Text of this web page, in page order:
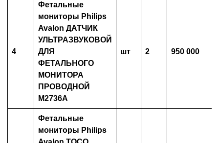
4
Фетальные
мониторы Philips
Avalon ДАТЧИК
УЛЬТРАЗВУКОВОЙ
ДЛЯ
ФЕТАЛЬНОГО
МОНИТОРА
ПРОВОДНОЙ
M2736A
шт 2 950 000
Фетальные
мониторы Philips